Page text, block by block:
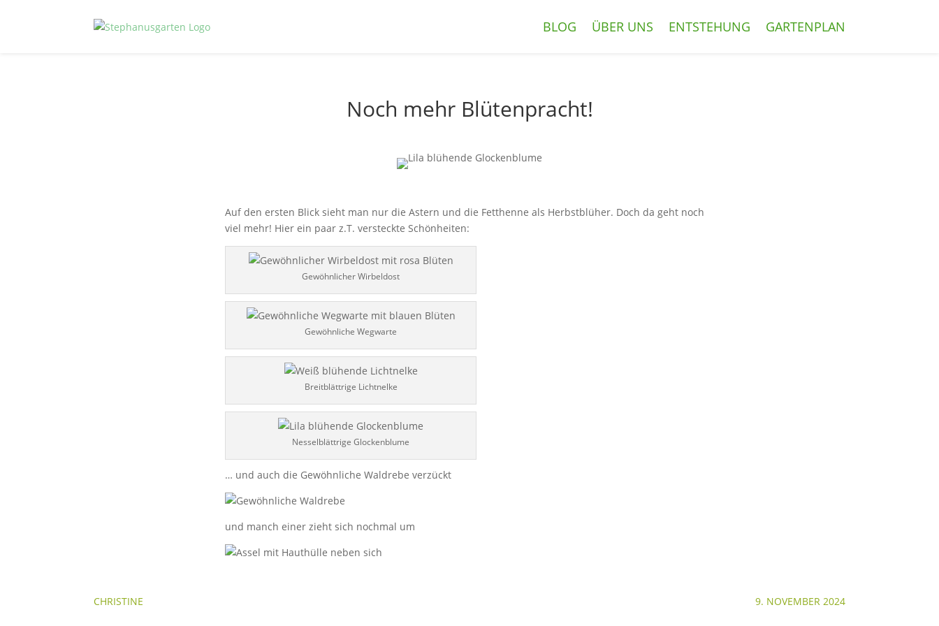
BLOG ÜBER UNS ENTSTEHUNG GARTENPLAN
Noch mehr Blütenpracht!
Auf den ersten Blick sieht man nur die Astern und die Fetthenne als Herbstblüher. Doch da geht noch
viel mehr! Hier ein paar z.T. versteckte Schönheiten:
Gewöhnlicher Wirbeldost
Gewöhnliche Wegwarte
Breitblättrige Lichtnelke
Nesselblättrige Glockenblume
… und auch die Gewöhnliche Waldrebe verzückt
und manch einer zieht sich nochmal um
CHRISTINE 9. NOVEMBER 2024